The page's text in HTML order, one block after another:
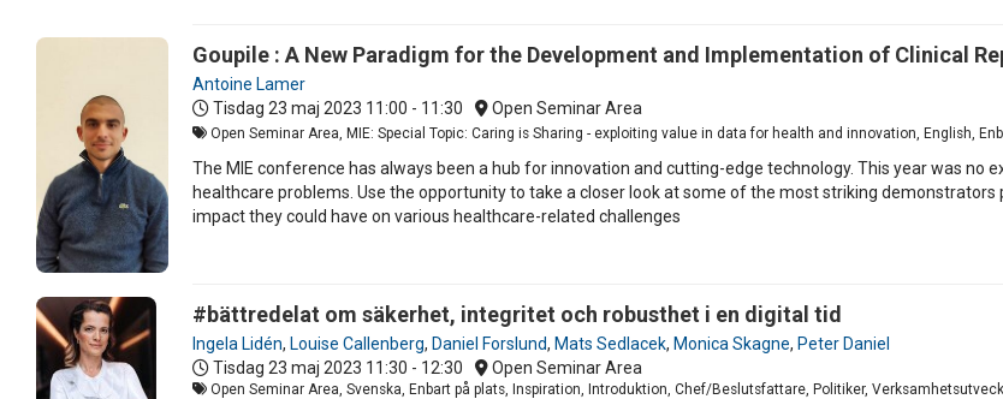
Goupile : A New Paradigm for the Development and Implementation of Clinical
Antoine Lamer
Tisdag 23 maj 2023 11:00 - 11:30 Open Seminar Area
Open Seminar Area, MIE: Special Topic: Caring is Sharing - exploiting value in data for health and innovation, English,
The MIE conference has always been a hub for innovation and cutting-edge technology. This year was
healthcare problems. Use the opportunity to take a closer look at some of the most striking
impact they could have on various healthcare-related challenges
#bättredelat om säkerhet, integritet och robusthet i en digital tid
Ingela Lidén, Louise Callenberg, Daniel Forslund, Mats Sedlacek, Monica Skagne, Peter Daniel
Tisdag 23 maj 2023 11:30 - 12:30 Open Seminar Area
Open Seminar Area, Svenska, Enbart på plats, Inspiration, Introduktion, Chef/Beslutsfattare, Politiker,